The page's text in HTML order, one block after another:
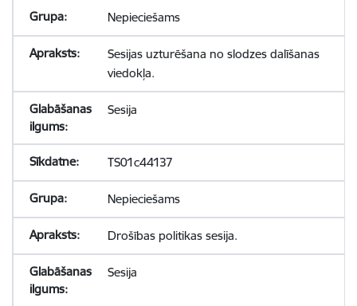
Nepieciešams
Sesijas uzturēšana no slodzes dalīšanas
viedokļa.
Sesija
TS01c44137
Nepieciešams
Drošības politikas sesija.
Sesija